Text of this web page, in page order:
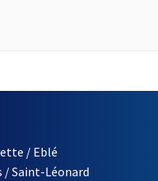
/ Eblé
/ Saint-Léonard